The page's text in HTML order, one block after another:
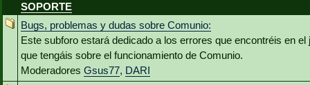
SOPORTE
Bugs, problemas y dudas sobre Comunio:
Este subforo estará dedicado a los errores que encontréis en el
que tengáis sobre el funcionamiento de Comunio.
Moderadores Gsus77, DARI